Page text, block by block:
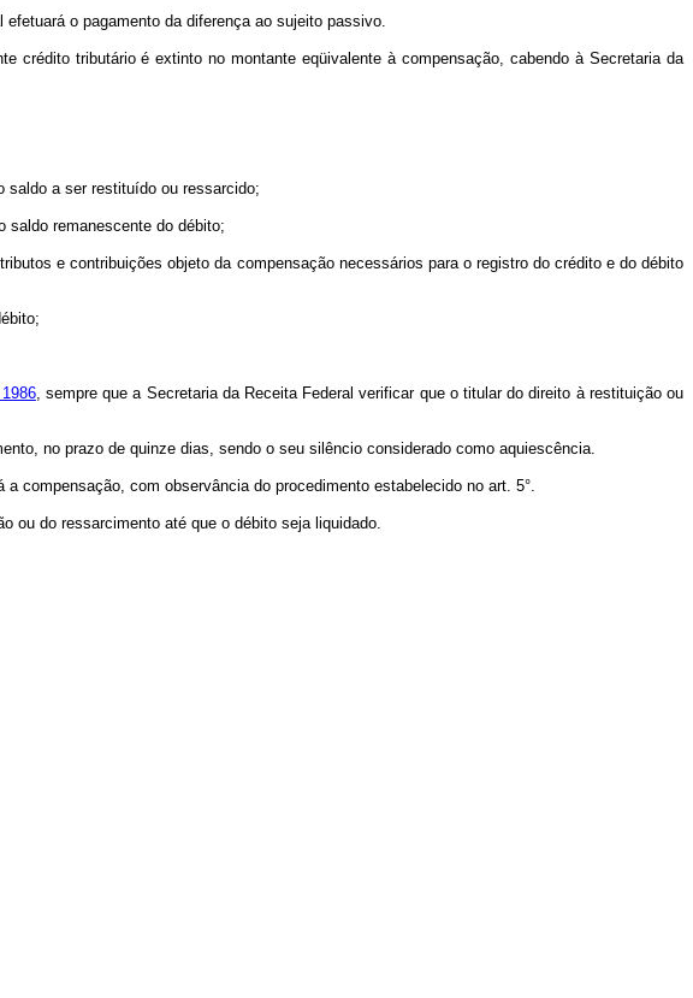
o pagamento da diferença ao sujeito passivo.
tributário é extinto no montante eqüivalente à compensação, cabendo à Secretaria da
a ser restituído ou ressarcido;
remanescente do débito;
e contribuições objeto da compensação necessários para o registro do crédito e do débito
, sempre que a Secretaria da Receita Federal verificar que o titular do direito à restituição ou
no prazo de quinze dias, sendo o seu silêncio considerado como aquiescência.
com observância do procedimento estabelecido no art. 5°.
do ressarcimento até que o débito seja liquidado.